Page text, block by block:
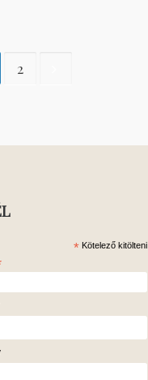
2
* Kötelező kitölteni